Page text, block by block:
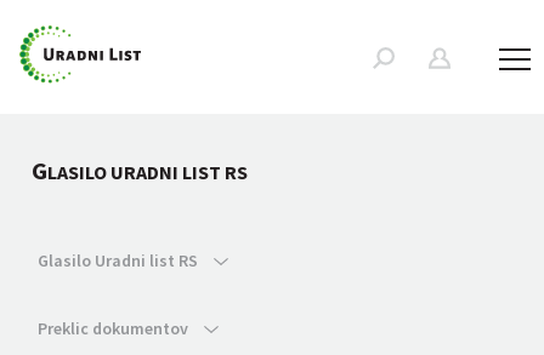
GLASILO URADNI LIST RS
Glasilo Uradni list RS
Preklic dokumentov